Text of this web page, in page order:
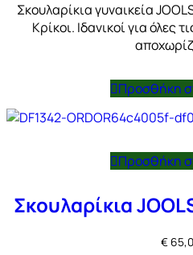
Σκουλαρίκια γυναικεία
Κρίκοι. Ιδανικοί για όλες
Προσθήκη
Προσθήκη
Σκουλαρίκια
€